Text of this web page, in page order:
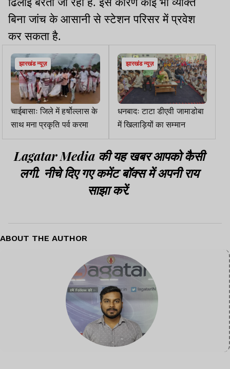
बिना जांच के आसानी से स्टेशन परिसर में प्रवेश
कर सकता है.
झारखंड न्यूज़
चाईबासाः जिले में हर्षोल्लास के
साथ मना प्रकृति पर्व करमा
झारखंड न्यूज़
धनबादः टाटा डीएवी जामाडोबा
में खिलाड़ियों का सम्मान
Lagatar Media की यह खबर आपको कैसी
लगी. नीचे दिए गए कमेंट बॉक्स में अपनी राय
साझा करें.
ABOUT THE AUTHOR